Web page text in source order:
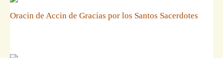
Oracin de Accin de Gracias por los Santos Sacerdotes